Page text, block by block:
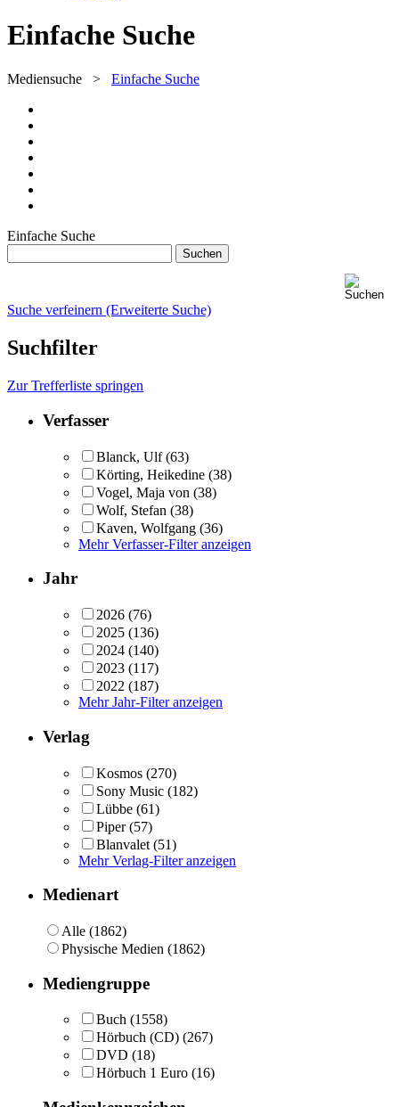
Einfache Suche
Mediensuche > Einfache Suche
Einfache Suche
Suche verfeinern (Erweiterte Suche)
Suchfilter
Zur Trefferliste springen
Verfasser
Blanck, Ulf (63)
Körting, Heikedine (38)
Vogel, Maja von (38)
Wolf, Stefan (38)
Kaven, Wolfgang (36)
Mehr Verfasser-Filter anzeigen
Jahr
2026 (76)
2025 (136)
2024 (140)
2023 (117)
2022 (187)
Mehr Jahr-Filter anzeigen
Verlag
Kosmos (270)
Sony Music (182)
Lübbe (61)
Piper (57)
Blanvalet (51)
Mehr Verlag-Filter anzeigen
Medienart
Alle (1862)
Physische Medien (1862)
Mediengruppe
Buch (1558)
Hörbuch (CD) (267)
DVD (18)
Hörbuch 1 Euro (16)